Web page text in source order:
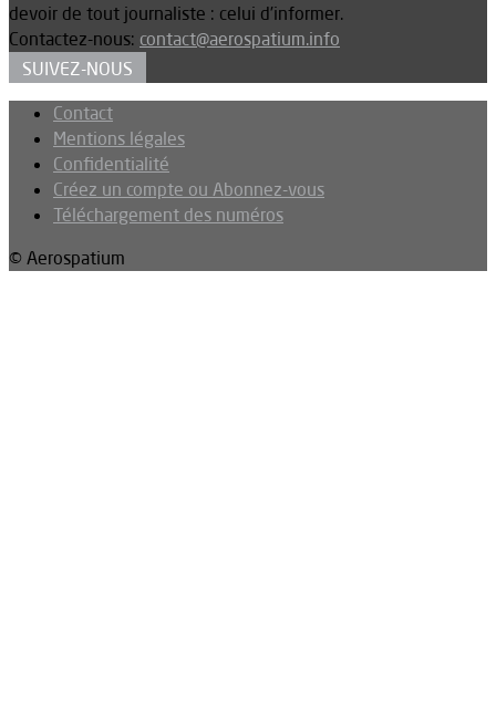
devoir de tout journaliste : celui d’informer.
Contactez-nous: contact@aerospatium.info
SUIVEZ-NOUS
Contact
Mentions légales
Confidentialité
Créez un compte ou Abonnez-vous
Téléchargement des numéros
© Aerospatium